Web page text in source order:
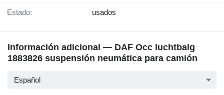
Estado: usados
Información adicional — DAF Occ luchtbalg
1883826 suspensión neumática para camión
Español